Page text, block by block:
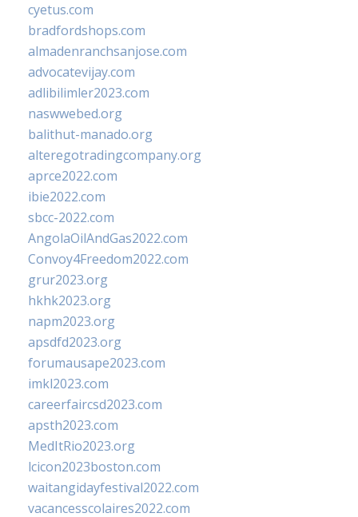
cyetus.com
bradfordshops.com
almadenranchsanjose.com
advocatevijay.com
adlibilimler2023.com
naswwebed.org
balithut-manado.org
alteregotradingcompany.org
aprce2022.com
ibie2022.com
sbcc-2022.com
AngolaOilAndGas2022.com
Convoy4Freedom2022.com
grur2023.org
hkhk2023.org
napm2023.org
apsdfd2023.org
forumausape2023.com
imkl2023.com
careerfaircsd2023.com
apsth2023.com
MedItRio2023.org
lcicon2023boston.com
waitangidayfestival2022.com
vacancesscolaires2022.com